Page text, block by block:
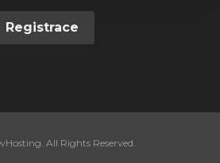
All Rights Reserved.